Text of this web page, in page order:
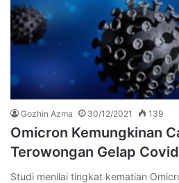
Gozhin Azma 30/12/2021 139
Omicron Kemungkinan
Terowongan Gelap Covid
Studi menilai tingkat kematian